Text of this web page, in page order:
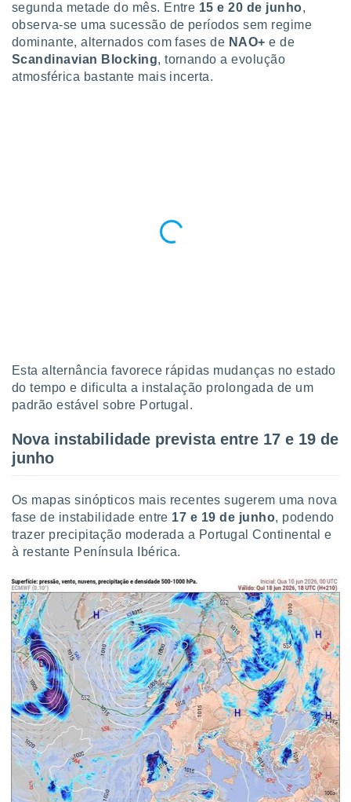
segunda metade do mês. Entre 15 e 20 de junho,
observa-se uma sucessão de períodos sem regime
dominante, alternados com fases de NAO+ e de
Scandinavian Blocking, tornando a evolução
atmosférica bastante mais incerta.
Esta alternância favorece rápidas mudanças no estado
do tempo e dificulta a instalação prolongada de um
padrão estável sobre Portugal.
Nova instabilidade prevista entre 17 e 19 de
junho
Os mapas sinópticos mais recentes sugerem uma nova
fase de instabilidade entre 17 e 19 de junho, podendo
trazer precipitação moderada a Portugal Continental e
à restante Península Ibérica.